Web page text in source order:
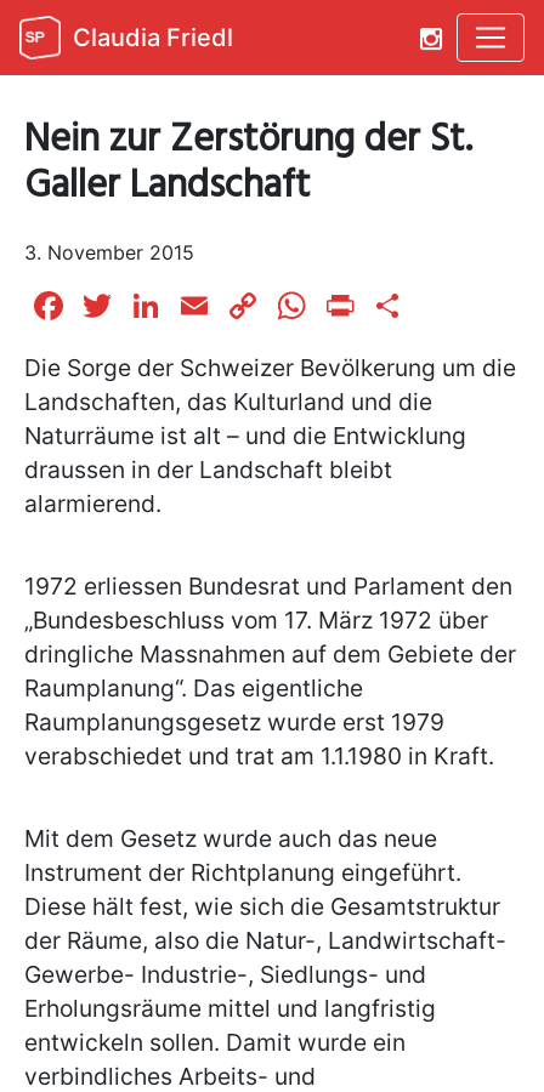
Claudia Friedl
Nein zur Zerstörung der St.
Galler Landschaft
3. November 2015
Facebook
Twitter
LinkedIn
EmailCopyWhatsApp
Print
Die Sorge der Schweizer Bevölkerung um die
Landschaften, das Kulturland und die
Naturräume ist alt – und die Entwicklung
draussen in der Landschaft bleibt
alarmierend.
1972 erliessen Bundesrat und Parlament den
„Bundesbeschluss vom 17. März 1972 über
dringliche Massnahmen auf dem Gebiete der
Raumplanung“. Das eigentliche
Raumplanungsgesetz wurde erst 1979
verabschiedet und trat am 1.1.1980 in Kraft.
Mit dem Gesetz wurde auch das neue
Instrument der Richtplanung eingeführt.
Diese hält fest, wie sich die Gesamtstruktur
der Räume, also die Natur-, Landwirtschaft-
Gewerbe- Industrie-, Siedlungs- und
Erholungsräume mittel und langfristig
entwickeln sollen. Damit wurde ein
verbindliches Arbeits- und